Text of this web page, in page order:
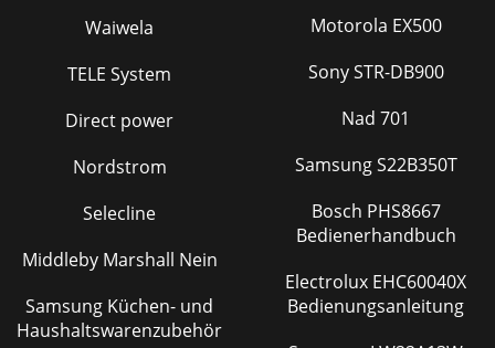
Waiwela
TELE System
Direct power
Nordstrom
Selecline
Middleby Marshall Nein
Samsung Küchen- und
Haushaltswarenzubehör
Motorola EX500
Sony STR-DB900
Nad 701
Samsung S22B350T
Bosch PHS8667
Bedienerhandbuch
Electrolux EHC60040X
Bedienungsanleitung